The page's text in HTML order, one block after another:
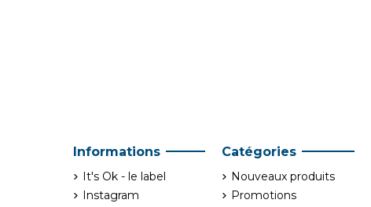
Informations
It's Ok - le label
Instagram
Catégories
Nouveaux produits
Promotions